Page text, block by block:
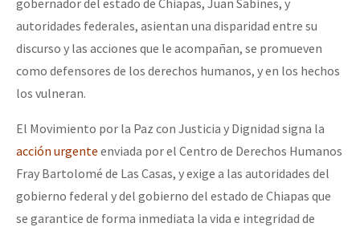
autoridades federales, asientan una disparidad entre su
discurso y las acciones que le acompañan, se promueven
como defensores de los derechos humanos, y en los hechos
los vulneran.
El Movimiento por la Paz con Justicia y Dignidad signa la
acción urgente enviada por el Centro de Derechos Humanos
Fray Bartolomé de Las Casas, y exige a las autoridades del
gobierno federal y del gobierno del estado de Chiapas que
se garantice de forma inmediata la vida e integridad de